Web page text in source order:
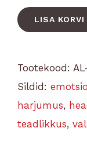
LISA KORVI
Tootekood:
Sildid:
harjumus,
teadlikkus,